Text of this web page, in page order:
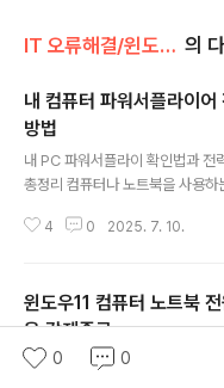
IT 오류해결/윈도우·부팅 오류 의
내 컴퓨터 파워서플라이어
방법
내 PC 파워서플라이 확인법과 전
총정리 컴퓨터나 노트북을 사용하
구성하는 모든 부품이 전력을 필요
매우 중요합니다.일반적으로 사용
때 전력량을 확인하고 계산할 필
을 하거나 게임을 하는 사용자라면
업그레이드할 때 필수라고 할 수
4 0 2025. 7. 10.
윈도우11 컴퓨터 노트북
음 강제종료
윈도우11 시스템 종료 오류 해결법
0 0